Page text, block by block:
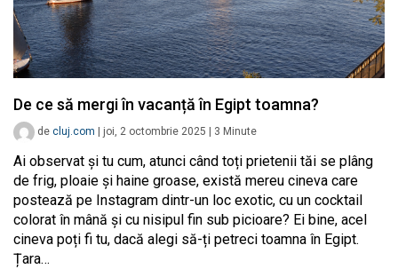
De ce să mergi în vacanță în Egipt toamna?
de cluj.com joi, 2 octombrie 2025 3 Minute
Ai observat și tu cum, atunci când toți prietenii tăi se plâng
de frig, ploaie și haine groase, există mereu cineva care
postează pe Instagram dintr-un loc exotic, cu un cocktail
colorat în mână și cu nisipul fin sub picioare? Ei bine, acel
cineva poți fi tu, dacă alegi să-ți petreci toamna în Egipt.
Țara…